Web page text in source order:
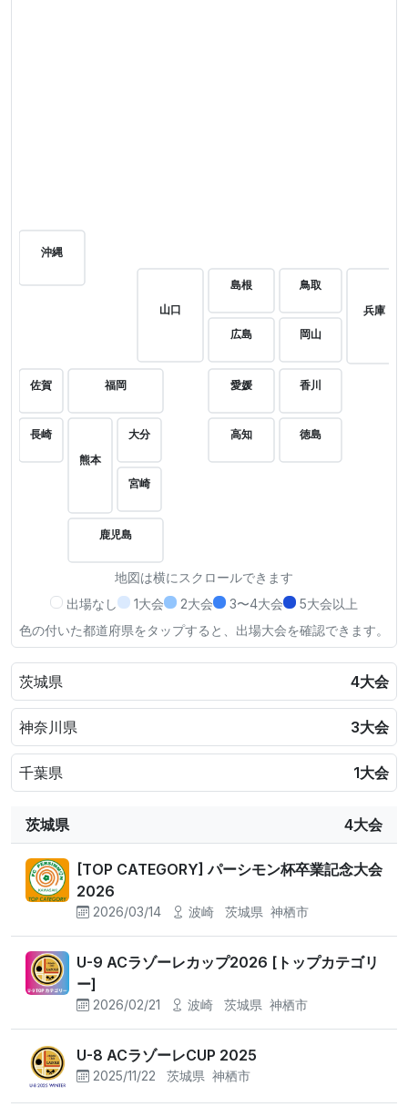
兵庫
鳥取
島根
岡山
広島
山口
香川
徳島
愛媛
高知
福岡
佐賀
長崎
大分
熊本
宮崎
鹿児島
沖縄
地図は横にスクロールできます
出場なし
1大会 2大会 3〜4大会
5大会以上
色の付いた都道府県をタップすると、出場大会を確認できます。
茨城県 4大会
神奈川県 3大会
千葉県 1大会
茨城県 4大会
[TOP CATEGORY] パーシモン杯卒業記念大会
2026
2026/03/14 波崎 茨城県 神栖市
U-9 ACラゾーレカップ2026 [トップカテゴリ
ー]
2026/02/21 波崎 茨城県 神栖市
U-8 ACラゾーレCUP 2025
2025/11/22 茨城県 神栖市